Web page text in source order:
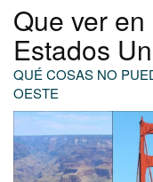
Que ver
Estados
QUÉ COSAS NO
OESTE